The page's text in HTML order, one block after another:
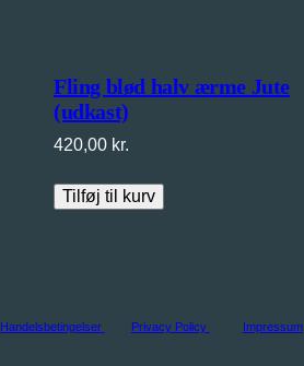
Fling blød halv ærme Jute
(udkast)
420,00 kr.
Tilføj til kurv
Handelsbetingelser Privacy Policy Impressum